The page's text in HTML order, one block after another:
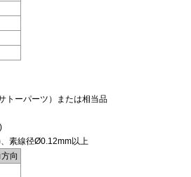
トーパーツ）または相当品
素線径Ø0.12mm以上
向